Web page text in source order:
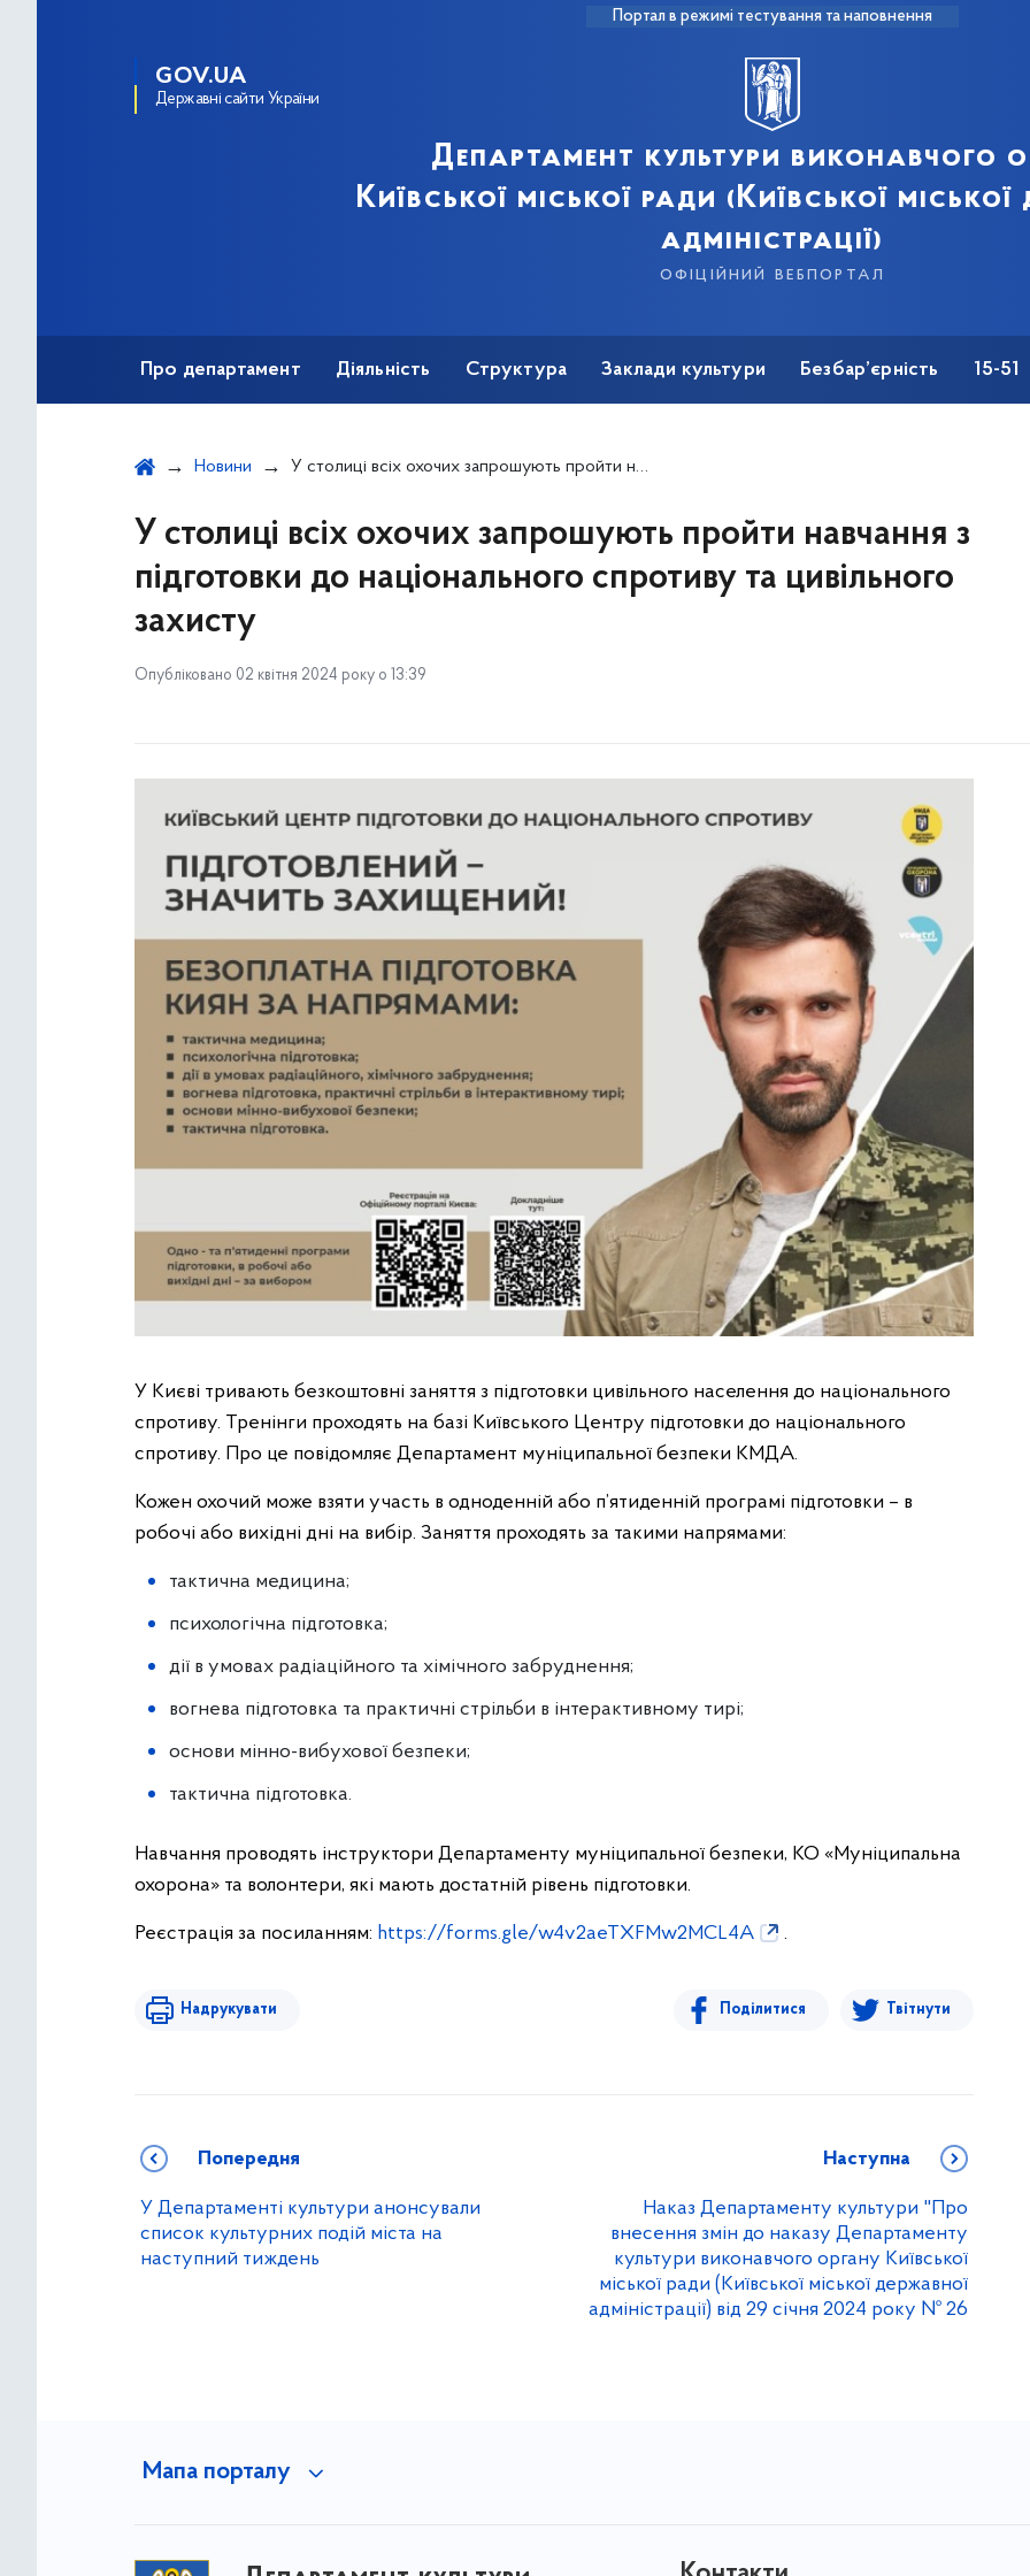
Портал в режимі тестування та наповнення
GOV.UA
Державні сайти України
Департамент культури виконавчого
Київської міської ради (Київської
адміністрації)
офіційний вебпортал
Про департамент Діяльність Структура Заклади культури Безбар’єрність 15-51
Новини У столиці всіх охочих запрошують пройти навчання з підготовки до національного спротиву та цивільного захисту
У столиці всіх охочих запрошують пройти навчання з
підготовки до національного спротиву та цивільного
захисту
Опубліковано 02 квітня 2024 року о 13:39
У Києві тривають безкоштовні заняття з підготовки цивільного населення до національного
спротиву. Тренінги проходять на базі Київського Центру підготовки до національного
спротиву. Про це повідомляє Департамент муніципальної безпеки КМДА.
Кожен охочий може взяти участь в одноденній або п’ятиденній програмі підготовки – в
робочі або вихідні дні на вибір. Заняття проходять за такими напрямами:
тактична медицина;
психологічна підготовка;
дії в умовах радіаційного та хімічного забруднення;
вогнева підготовка та практичні стрільби в інтерактивному тирі;
основи мінно-вибухової безпеки;
тактична підготовка.
Навчання проводять інструктори Департаменту муніципальної безпеки, КО «Муніципальна
охорона» та волонтери, які мають достатній рівень підготовки.
Реєстрація за посиланням: https://forms.gle/w4v2aeTXFMw2MCL4A .
Надрукувати Поділитися Твітнути
Попередня
У Департаменті культури анонсували
список культурних подій міста на
наступний тиждень
Наступна
Наказ Департаменту культури "Про
внесення змін до наказу Департаменту
культури виконавчого органу Київської
міської ради (Київської міської державної
адміністрації) від 29 січня 2024 року № 26
Мапа порталу